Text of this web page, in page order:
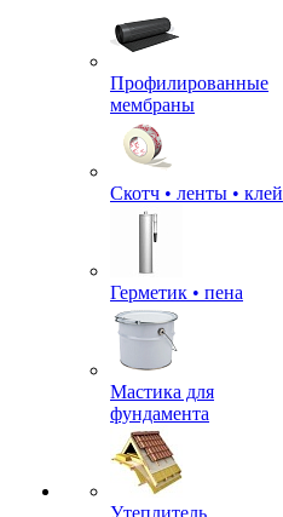
Профилированные
мембраны
Скотч • ленты • клей
Герметик • пена
Мастика для
фундамента
Утеплитель